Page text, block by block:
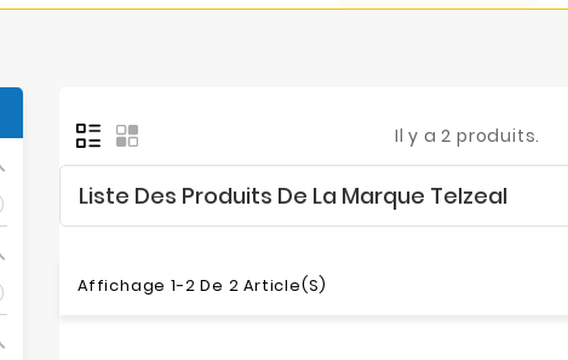
Il y a 2 produits.
Liste Des Produits De La Marque Telzeal
Affichage 1-2 De 2 Article(s)